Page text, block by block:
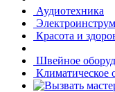
Аудиотехника
Красота и
Швейное
Климатическое